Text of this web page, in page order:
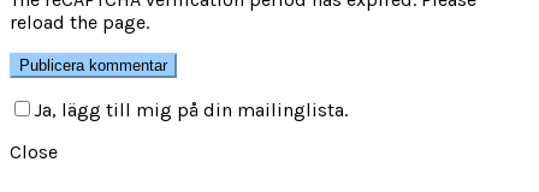
reload the page.
Ja, lägg till mig på din mailinglista.
Close